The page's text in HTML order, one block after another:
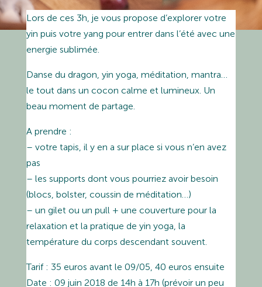
Lors de ces 3h, je vous propose d’explorer votre
yin puis votre yang pour entrer dans l’été avec une
energie sublimée.
Danse du dragon, yin yoga, méditation, mantra…
le tout dans un cocon calme et lumineux. Un
beau moment de partage.
A prendre :
– votre tapis, il y en a sur place si vous n’en avez
pas
– les supports dont vous pourriez avoir besoin
(blocs, bolster, coussin de méditation…)
– un gilet ou un pull + une couverture pour la
relaxation et la pratique de yin yoga, la
température du corps descendant souvent.
Tarif : 35 euros avant le 09/05, 40 euros ensuite
Date : 09 juin 2018 de 14h à 17h (prévoir un peu